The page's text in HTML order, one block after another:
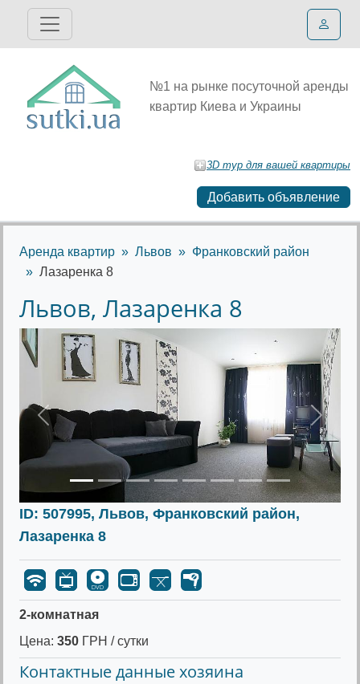
№1 на рынке посуточной аренды
квартир Киева и Украины
3D тур для вашей квартиры
Добавить объявление
Аренда квартир Львов
Франковский район
Лазаренка 8
Львов, Лазаренка 8
Предыдущее
ID: 507995, Львов, Франковский район,
Лазаренка 8
2-комнатная
Цена: 350 ГРН / сутки
Контактные данные хозяина